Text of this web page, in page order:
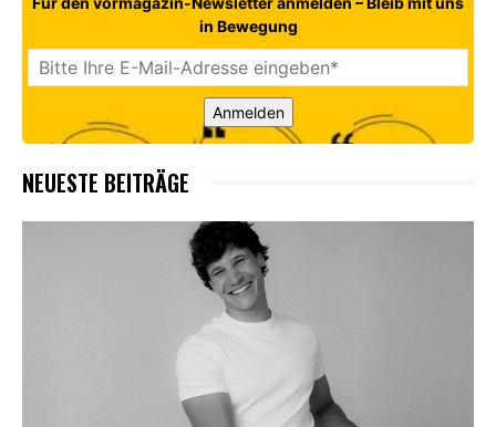
in Bewegung
Anmelden
NEUESTE BEITRÄGE